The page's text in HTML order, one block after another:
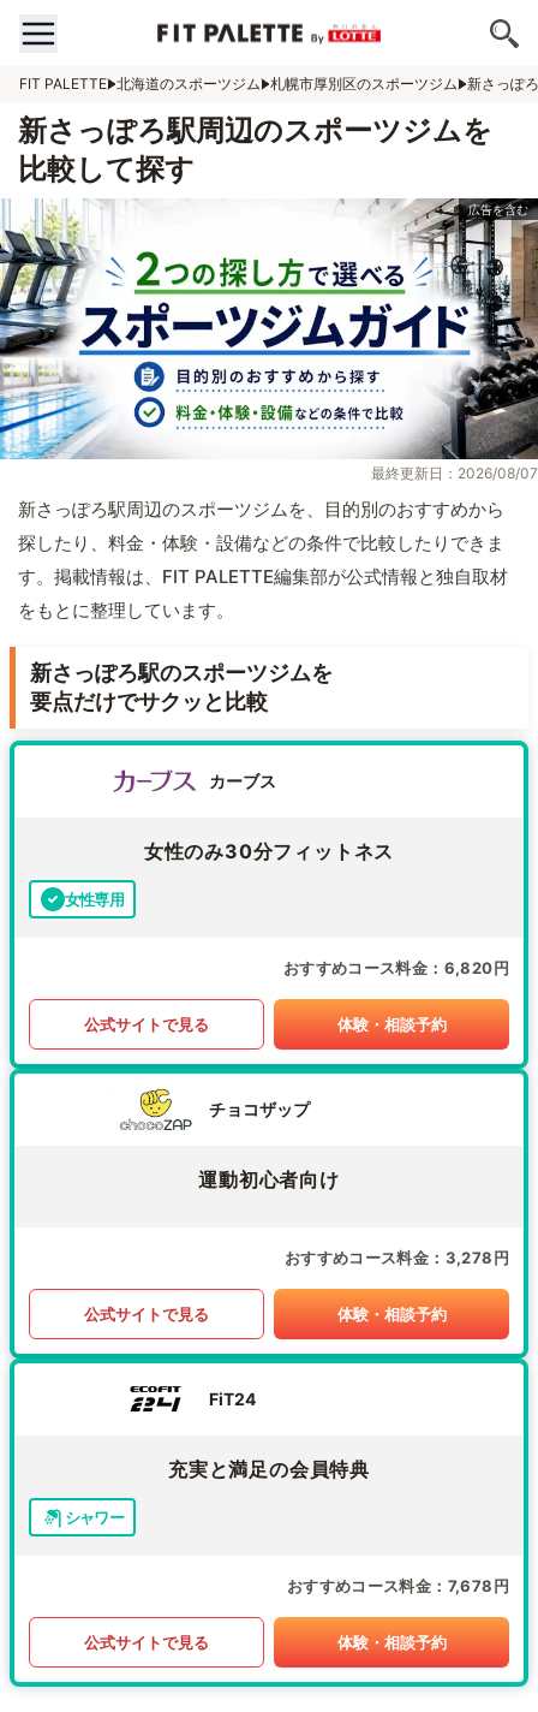
FIT PALETTE 北海道のスポーツジム 札幌市厚別区のスポーツジム 新さっぽ
新さっぽろ駅周辺のスポーツジムを
比較して探す
最終更新日：2026/08/07
新さっぽろ駅周辺のスポーツジムを、目的別のおすすめから
探したり、料金・体験・設備などの条件で比較したりできま
す。掲載情報は、FIT PALETTE編集部が公式情報と独自取材
をもとに整理しています。
新さっぽろ駅のスポーツジムを
要点だけでサクッと比較
カーブス
女性のみ30分フィットネス
女性専用
おすすめコース料金 6,820円
公式サイトで見る 体験・相談予約
チョコザップ
運動初心者向け
おすすめコース料金 3,278円
公式サイトで見る 体験・相談予約
FiT24
充実と満足の会員特典
シャワー
おすすめコース料金 7,678円
公式サイトで見る 体験・相談予約